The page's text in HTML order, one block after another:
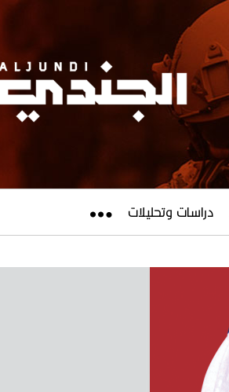
دراسات وتحليلات